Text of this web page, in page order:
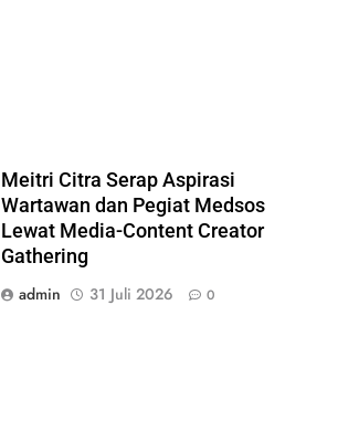
Meitri Citra Serap Aspirasi
Wartawan dan Pegiat Medsos
Lewat Media-Content Creator
Gathering
admin
31 Juli 2026 0